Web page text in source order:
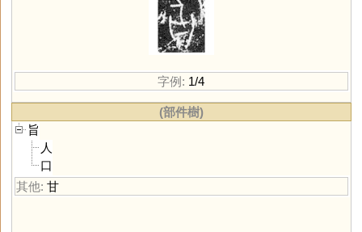
字例: 1/4
(部件樹)
旨
人
口
其他: 甘